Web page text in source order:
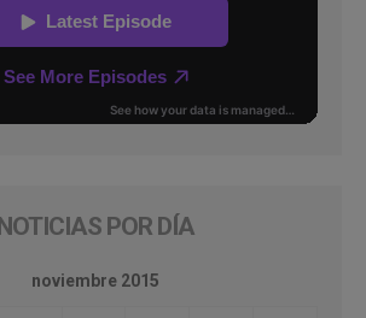
NOTICIAS POR DÍA
noviembre 2015